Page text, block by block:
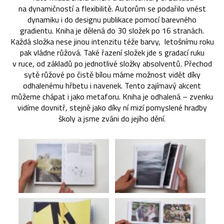
na dynamičností a flexibilitě. Autorům se podařilo vnést
dynamiku i do designu publikace pomocí barevného
gradientu. Kniha je dělená do 30 složek po 16 stranách.
Každá složka nese jinou intenzitu téže barvy, letošnímu roku
pak vládne růžová. Také řazení složek jde s gradací ruku
v ruce, od základů po jednotlivé složky absolventů. Přechod
sytě růžové po čistě bílou máme možnost vidět díky
odhalenému hřbetu i navenek. Tento zajímavý akcent
můžeme chápat i jako metaforu. Kniha je odhalená – zvenku
vidíme dovnitř, stejně jako díky ní mizí pomyslené hradby
školy a jsme zváni do jejího dění.